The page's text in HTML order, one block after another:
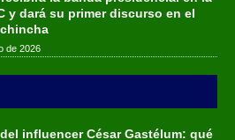
y dará su primer discurso en el
de 2026
influencer César Gastélum: qué